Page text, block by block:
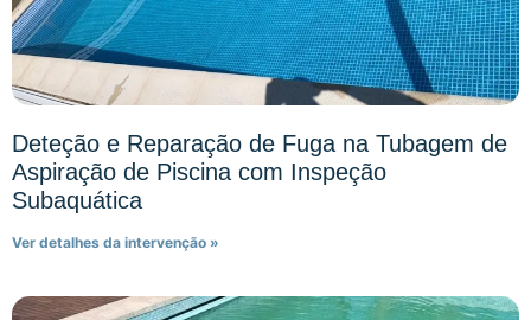
Deteção e Reparação de Fuga na Tubagem de
Aspiração de Piscina com Inspeção
Subaquática
Ver detalhes da intervenção »